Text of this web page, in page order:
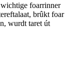
foarrinner
brûkt foar
wurdt taret út